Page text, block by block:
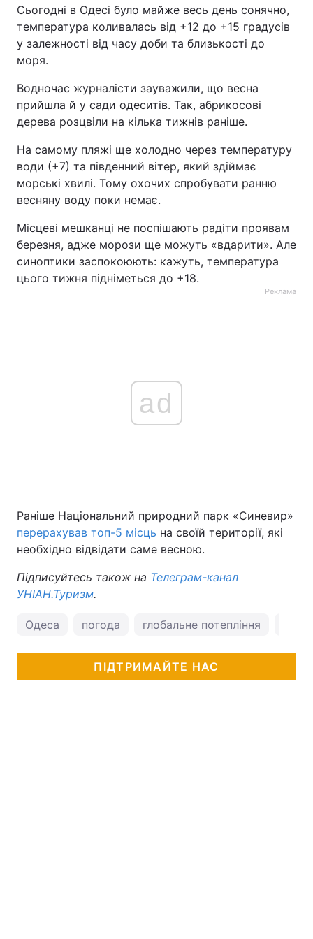
Сьогодні в Одесі було майже весь день сонячно,
температура коливалась від +12 до +15 градусів
у залежності від часу доби та близькості до
моря.
Водночас журналісти зауважили, що весна
прийшла й у сади одеситів. Так, абрикосові
дерева розцвіли на кілька тижнів раніше.
На самому пляжі ще холодно через температуру
води (+7) та південний вітер, який здіймає
морські хвилі. Тому охочих спробувати ранню
весняну воду поки немає.
Місцеві мешканці не поспішають радіти проявам
березня, адже морози ще можуть «вдарити». Але
синоптики заспокоюють: кажуть, температура
цього тижня підніметься до +18.
Реклама
ad
Раніше Національний природний парк «Синевир»
перерахував топ-5 місць на своїй території, які
необхідно відвідати саме весною.
Підписуйтесь також на Телеграм-канал
УНІАН.Туризм.
Одеса погода глобальне потепління
ПІДТРИМАЙТЕ НАС